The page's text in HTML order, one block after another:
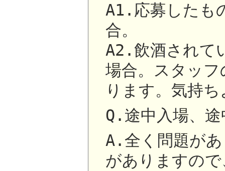
A1.応募したも
合。
A2.飲酒されて
場合。スタッ
ります。気持
Q.途中入場、
A.全く問題が
がありますの